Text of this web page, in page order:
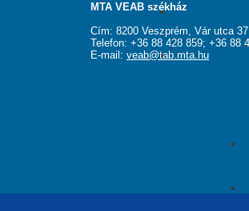
Pannon Tudományos Nap 2023 Pannon
Pannon Tudományos Nap 2025 Pannon
MTA VEAB székház
Cím: 8200 Veszprém, Vár utca
Telefon: +36 88 428 859; +36 88
E-mail: veab@tab.mta.hu